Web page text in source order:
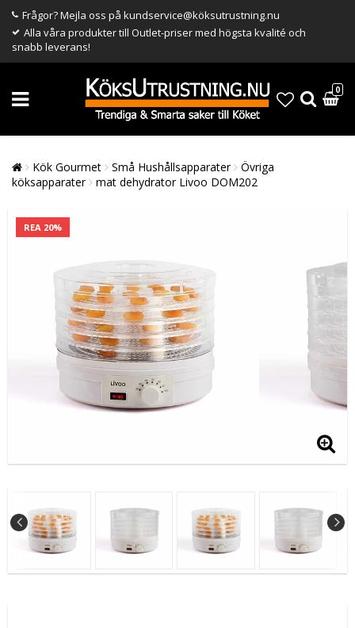
Frågor? Mejla oss på kundservice@köksutrustning.nu
Alla våra produkter till Outlet-priser med högsta kvalité och
snabb leverans!
0
Kök Gourmet Små Hushållsapparater
Övriga
köksapparater
mat dehydrator Livoo DOM202
REA 20%